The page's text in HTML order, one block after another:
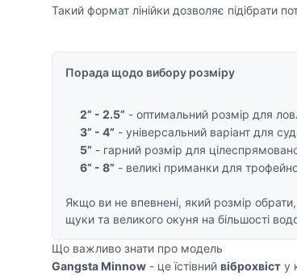
Такий формат лінійки дозволяє підібрати
Порада щодо вибору розміру
2” - 2.5” - оптимальний розмір для
3” - 4” - універсальний варіант для
5” - гарний розмір для
6” - 8” - великі приманки для
Якщо ви не впевнені, який розмір
щуки та великого окуня на більшості
Що важливо знати про модель
Gangsta Minnow - це їстівний віброхвіст у